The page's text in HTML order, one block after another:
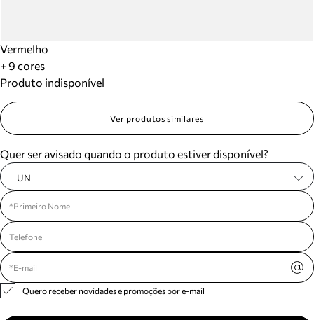
Vermelho
+ 9 cores
Produto indisponível
Ver produtos similares
Quer ser avisado quando o produto estiver disponível?
UN
Quero receber novidades e promoções por e-mail